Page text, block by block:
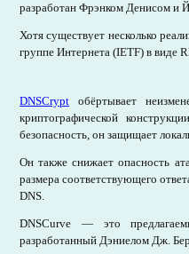
разработан Фрэнком Денисом и
Хотя существует несколько
группе Интернета (IETF) в виде
DNSCrypt обёртывает
криптографической
безопасность, он защищает
Он также снижает опасность
размера соответствующего
DNS.
DNSCurve — это
разработанный Дэниелом Дж.